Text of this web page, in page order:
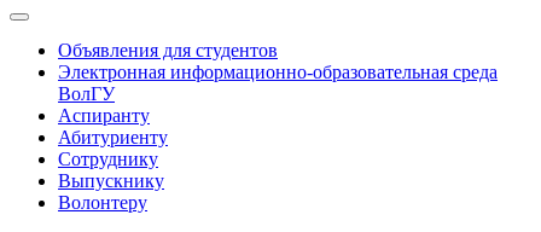
Объявления для студентов
Электронная информационно-образовательная среда
ВолГУ
Аспиранту
Абитуриенту
Сотруднику
Выпускнику
Волонтеру